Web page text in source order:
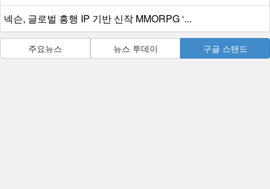
넥슨, 글로벌 흥행 IP 기반 신작 MMORPG ‘...
주요뉴스 뉴스 투데이 구글 스탠드